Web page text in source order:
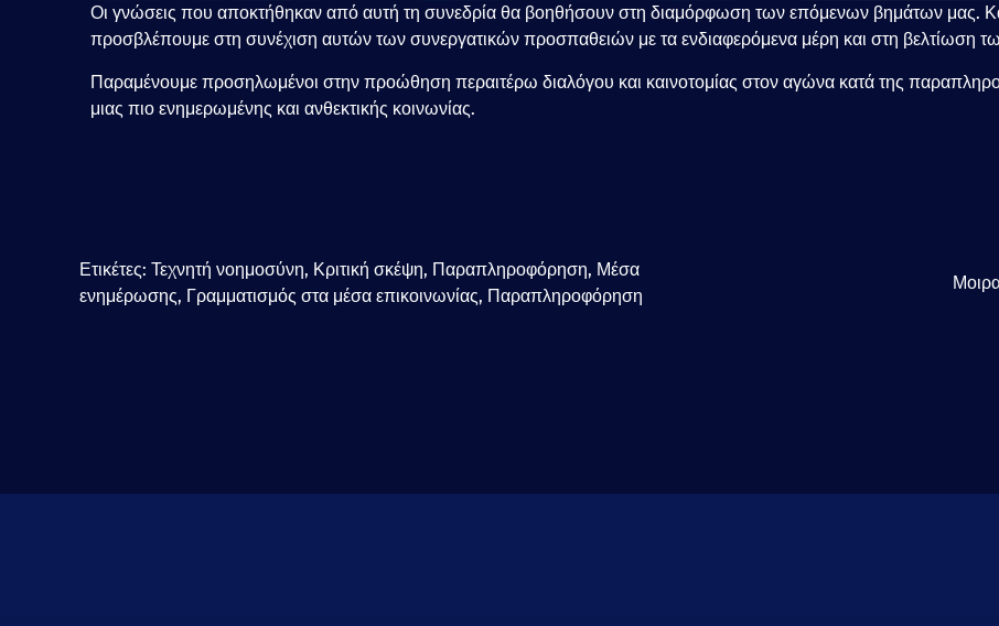
Οι γνώσεις που αποκτήθηκαν από αυτή τη συνεδρία θα βοηθήσουν στη διαμόρφωση των επόμενων βημάτων μας.
προσβλέπουμε στη συνέχιση αυτών των συνεργατικών προσπαθειών με τα ενδιαφερόμενα μέρη και στη βελτίωση
Παραμένουμε προσηλωμένοι στην προώθηση περαιτέρω διαλόγου και καινοτομίας στον αγώνα κατά της
μιας πιο ενημερωμένης και ανθεκτικής κοινωνίας.
Ετικέτες: Τεχνητή νοημοσύνη, Κριτική σκέψη, Παραπληροφόρηση, Μέσα
ενημέρωσης, Γραμματισμός στα μέσα επικοινωνίας, Παραπληροφόρηση